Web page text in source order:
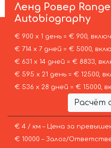
Ленд Ровер
Autobiography
€ 900 х 1 день = € 900,
€ 714 х 7 дней = € 5000,
€ 631 х 14 дней = € 8833,
€ 595 х 21 день = € 12500,
€ 536 х 28 дней = € 15000,
Расчёт
€ 4 / км – Цена за
€ 10000 – Залог/